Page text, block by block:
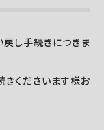
し手続きにつきま
くださいます様お